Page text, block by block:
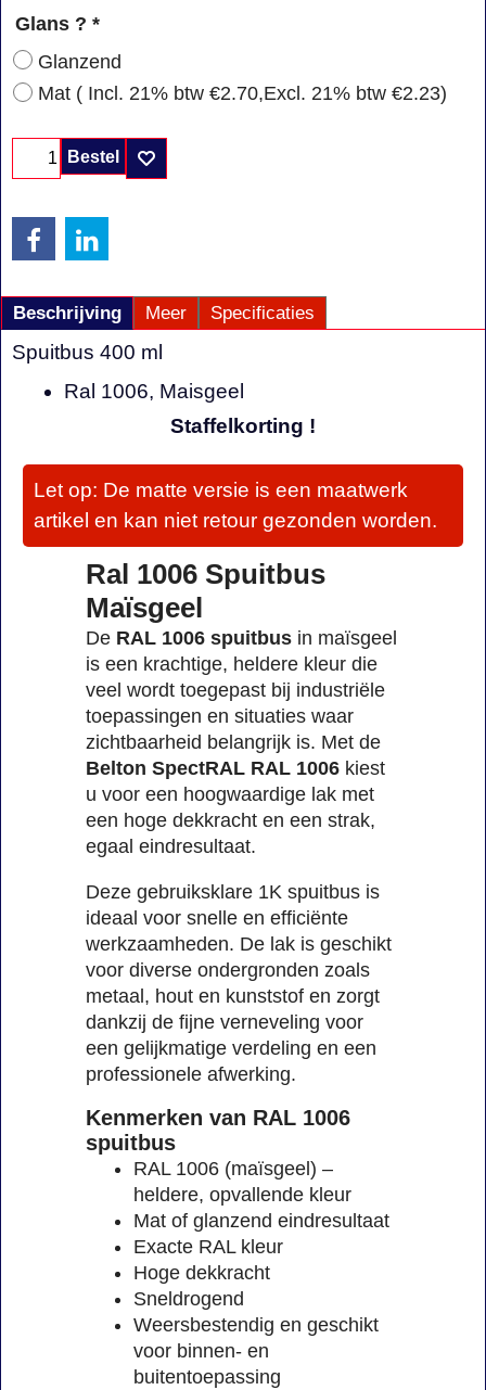
Glans ? *
Glanzend
Mat ( Incl. 21% btw €2.70,Excl. 21% btw €2.23)
Bestel
Beschrijving Meer Specificaties
Spuitbus 400 ml
Ral 1006, Maisgeel
Staffelkorting !
Let op: De matte versie is een maatwerk
artikel en kan niet retour gezonden worden.
Ral 1006 Spuitbus
Maïsgeel
De RAL 1006 spuitbus in maïsgeel
is een krachtige, heldere kleur die
veel wordt toegepast bij industriële
toepassingen en situaties waar
zichtbaarheid belangrijk is. Met de
Belton SpectRAL RAL 1006 kiest
u voor een hoogwaardige lak met
een hoge dekkracht en een strak,
egaal eindresultaat.
Deze gebruiksklare 1K spuitbus is
ideaal voor snelle en efficiënte
werkzaamheden. De lak is geschikt
voor diverse ondergronden zoals
metaal, hout en kunststof en zorgt
dankzij de fijne verneveling voor
een gelijkmatige verdeling en een
professionele afwerking.
Kenmerken van RAL 1006
spuitbus
RAL 1006 (maïsgeel) –
heldere, opvallende kleur
Mat of glanzend eindresultaat
Exacte RAL kleur
Hoge dekkracht
Sneldrogend
Weersbestendig en geschikt
voor binnen- en
buitentoepassing